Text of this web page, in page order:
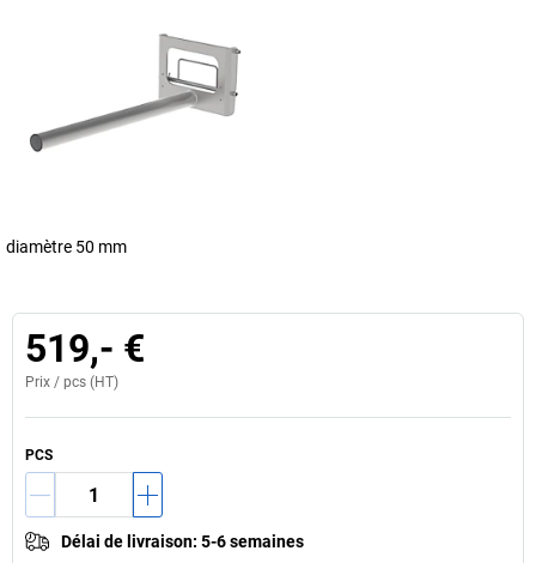
diamètre 50 mm
519,- €
Prix / pcs (HT)
PCS
Délai de livraison: 5-6 semaines